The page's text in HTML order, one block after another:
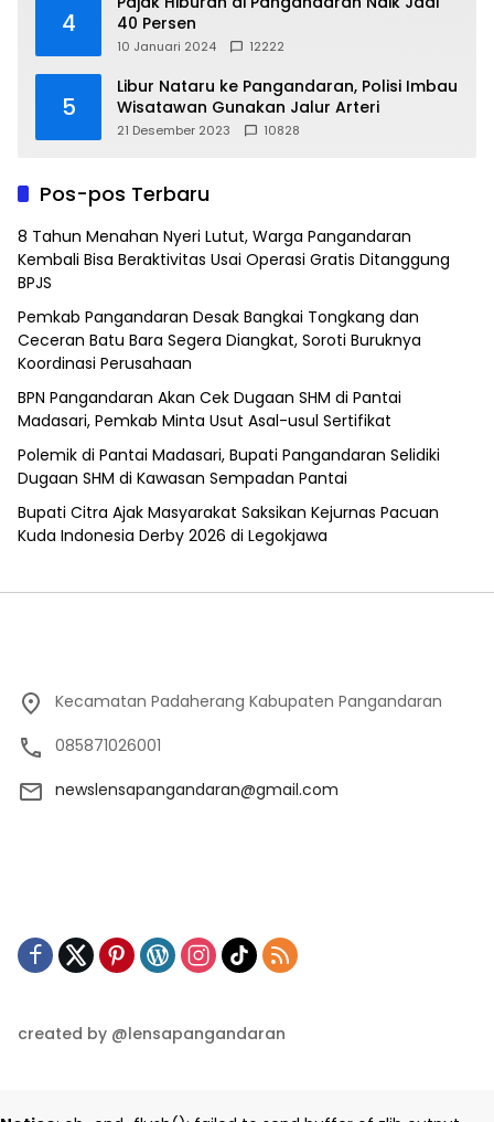
4
40 Persen
10 Januari 2024 12222
5
Libur Nataru ke Pangandaran, Polisi Imbau
Wisatawan Gunakan Jalur Arteri
21 Desember 2023 10828
Pos-pos Terbaru
8 Tahun Menahan Nyeri Lutut, Warga Pangandaran
Kembali Bisa Beraktivitas Usai Operasi Gratis Ditanggung
BPJS
Pemkab Pangandaran Desak Bangkai Tongkang dan
Ceceran Batu Bara Segera Diangkat, Soroti Buruknya
Koordinasi Perusahaan
BPN Pangandaran Akan Cek Dugaan SHM di Pantai
Madasari, Pemkab Minta Usut Asal-usul Sertifikat
Polemik di Pantai Madasari, Bupati Pangandaran Selidiki
Dugaan SHM di Kawasan Sempadan Pantai
Bupati Citra Ajak Masyarakat Saksikan Kejurnas Pacuan
Kuda Indonesia Derby 2026 di Legokjawa
Kecamatan Padaherang Kabupaten Pangandaran
085871026001
newslensapangandaran@gmail.com
created by @lensapangandaran